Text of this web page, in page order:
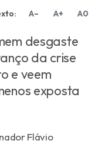
A– A+ A0
desgaste
da crise
e veem
exposta
Flávio